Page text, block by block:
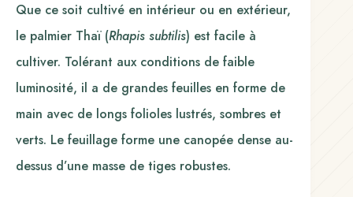
Que ce soit cultivé en intérieur ou en extérieur,
le palmier Thaï (Rhapis subtilis) est facile à
cultiver. Tolérant aux conditions de faible
luminosité, il a de grandes feuilles en forme de
main avec de longs folioles lustrés, sombres et
verts. Le feuillage forme une canopée dense au-
dessus d’une masse de tiges robustes.